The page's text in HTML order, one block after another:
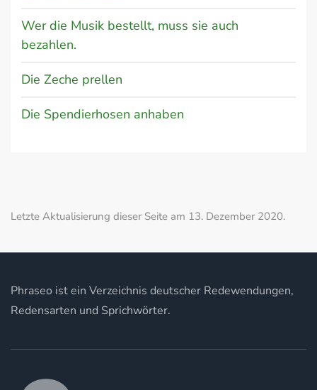
Wer die Musik bestellt, muss sie auch
bezahlen.
Die Zeche prellen
Die Spendierhosen anhaben
Letzte Aktualisierung dieser Seite am 13. Dezember 2020.
Phraseo ist ein Verzeichnis deutscher Redewendungen,
Redensarten und Sprichwörter.